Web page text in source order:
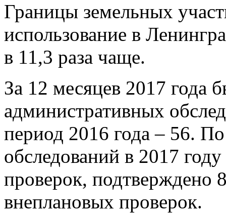
Границы земельных
использование в
в 11,3 раза чаще.
За 12 месяцев 2017 года
административных
период 2016 года – 56.
обследований в 2017
проверок, подтверждено
внеплановых проверок.